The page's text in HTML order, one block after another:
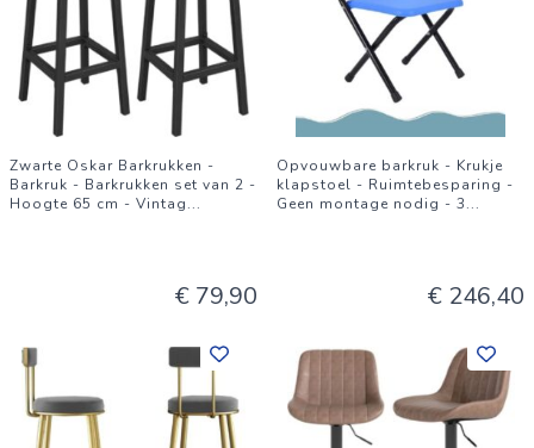
Zwarte Oskar Barkrukken -
Barkruk - Barkrukken set van 2 -
Hoogte 65 cm - Vintag...
€ 79,90
Opvouwbare barkruk - Krukje
klapstoel - Ruimtebesparing -
Geen montage nodig - 3...
€ 246,40